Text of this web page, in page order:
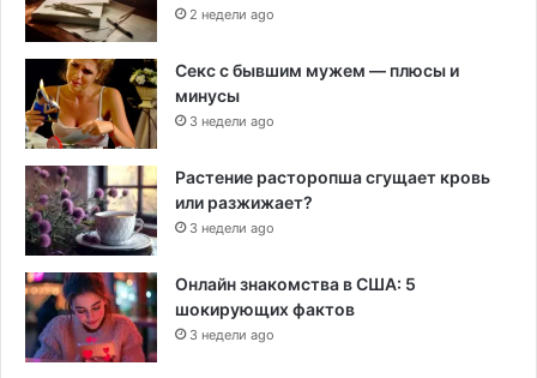
2 недели ago
Секс с бывшим мужем — плюсы и
минусы
3 недели ago
Растение расторопша сгущает кровь
или разжижает?
3 недели ago
Онлайн знакомства в США: 5
шокирующих фактов
3 недели ago